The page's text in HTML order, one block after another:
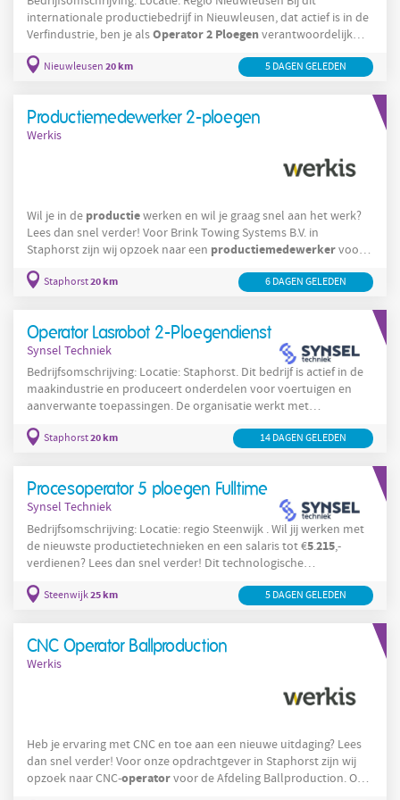
internationale productiebedrijf in Nieuwleusen, dat actief is in de
Verfindustrie, ben je alsOperator2 Ploegen verantwoordelijk
de machines af, bewaakt het productieproces en zorgt ervoor dat
Nieuwleusen 20 km 5 DAGEN GELEDEN
Productiemedewerker 2-ploegen
Werkis
Wil je in de productiewerken en wil je graag snel aan het werk?
Lees dan snel verder! Voor Brink Towing Systems B.V. in
Staphorst zijn wij opzoek naar een productiemedewerkervoor
versneden tot kleinere onderdelen, dit gebeurd met een
worden. Je sorteert vervolgens de onderdelen in
Staphorst20 km 6 DAGEN GELEDEN
Operator Lasrobot 2-Ploegendienst
Synsel Techniek
Bedrijfsomschrijving: Locatie: Staphorst. Dit bedrijf is actief in de
maakindustrie en produceert onderdelen voor voertuigen en
aanverwante toepassingen. De organisatie werkt met
binnen een industriële omgeving. De werkplek bevindt zich in
centraal staan. De organisatie biedt een praktisch inwerktraject
Staphorst20 km 14 DAGEN GELEDEN
Procesoperator 5 ploegen Fulltime
Synsel Techniek
Bedrijfsomschrijving: Locatie: regio Steenwijk . Wil jij werken met
de nieuwste productietechnieken en een salaris tot €5.215,-
verdienen? Lees dan snel verder! Dit technologische
toepassingen, middels een hoogwaardig chemisch
verschillende toepassingen. Als
Steenwijk25 km 5 DAGEN GELEDEN
CNC Operator Ballproduction
Werkis
Heb je ervaring met CNC en toe aan een nieuwe uitdaging? Lees
dan snel verder! Voor onze opdrachtgever in Staphorst zijn wij
opzoek naar CNC-operatorvoor de Afdeling Ballproduction. Op